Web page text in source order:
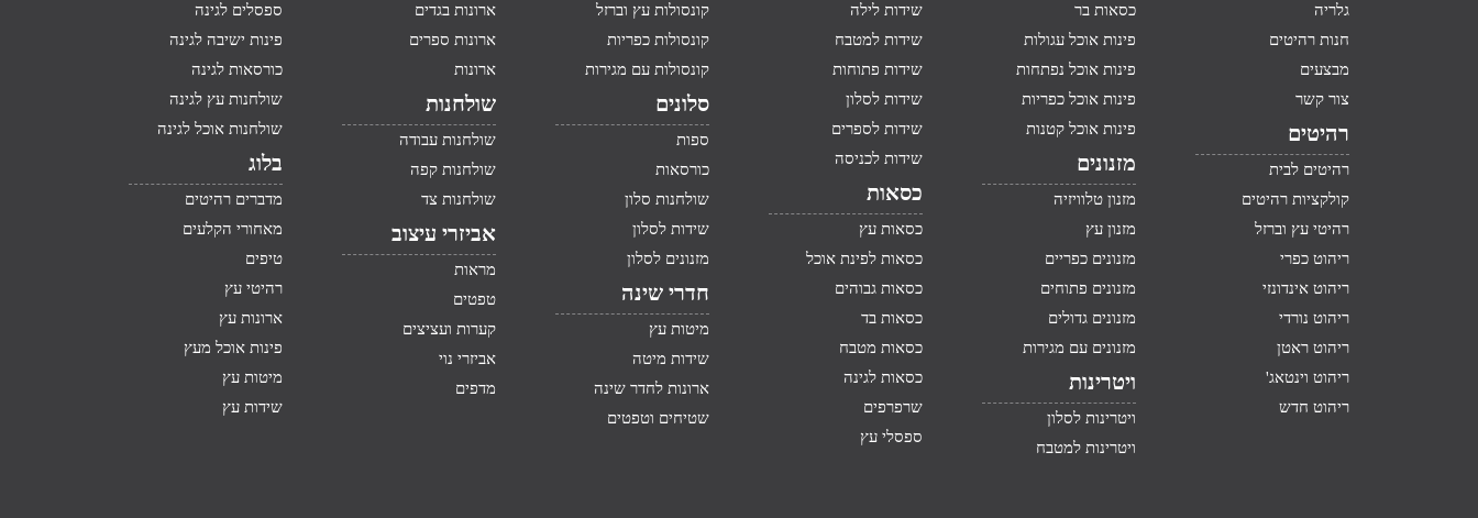
גלריה
חנות רהיטים
מבצעים
צור קשר
רהיטים
רהיטים לבית
קולקציות רהיטים
רהיטי עץ וברזל
ריהוט כפרי
ריהוט אינדונזי
ריהוט נורדי
ריהוט ראטן
ריהוט וינטאג'
ריהוט חדש
כסאות בר
פינות אוכל עגולות
פינות אוכל נפתחות
פינות אוכל כפריות
פינות אוכל קטנות
מזנונים
מזנון טלוויזיה
מזנון עץ
מזנונים כפריים
מזנונים פתוחים
מזנונים גדולים
מזנונים עם מגירות
ויטרינות
ויטרינות לסלון
ויטרינות למטבח
שידות לילה
שידות למטבח
שידות פתוחות
שידות לסלון
שידות לספרים
שידות לכניסה
כסאות
כסאות עץ
כסאות לפינת אוכל
כסאות גבוהים
כסאות בד
כסאות מטבח
כסאות לגינה
שרפרפים
ספסלי עץ
קונסולות עץ וברזל
קונסולות כפריות
קונסולות עם מגירות
סלונים
ספות
כורסאות
שולחנות סלון
שידות לסלון
מזנונים לסלון
חדרי שינה
מיטות עץ
שידות מיטה
ארונות לחדר שינה
שטיחים וטפטים
ארונות בגדים
ארונות ספרים
ארונות
שולחנות
שולחנות עבודה
שולחנות קפה
שולחנות צד
אביזרי עיצוב
מראות
טפטים
קערות ועציצים
אביזרי נוי
מדפים
ספסלים לגינה
פינות ישיבה לגינה
כורסאות לגינה
שולחנות עץ לגינה
שולחנות אוכל לגינה
בלוג
מדברים רהיטים
מאחורי הקלעים
טיפים
רהיטי עץ
ארונות עץ
פינות אוכל מעץ
מיטות עץ
שידות עץ